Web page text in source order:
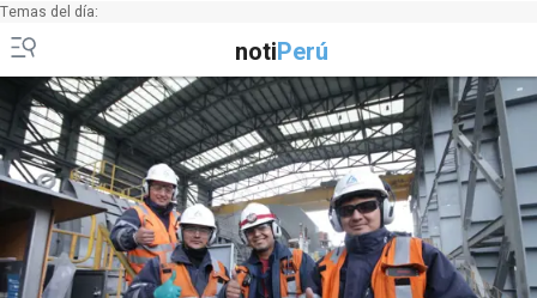
Temas del día:
notiPerú